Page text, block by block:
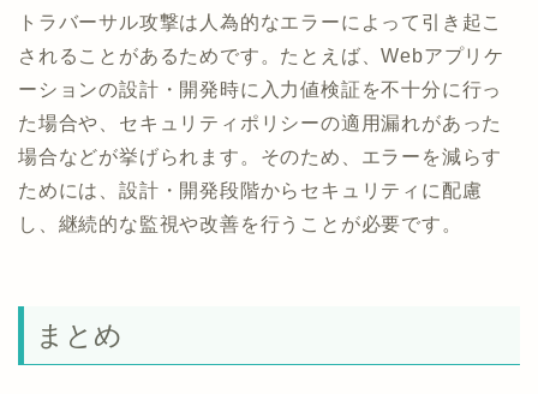
トラバーサル攻撃は人為的なエラーによって引き起こ
されることがあるためです。たとえば、Webアプリケ
ーションの設計・開発時に入力値検証を不十分に行っ
た場合や、セキュリティポリシーの適用漏れがあった
場合などが挙げられます。そのため、エラーを減らす
ためには、設計・開発段階からセキュリティに配慮
し、継続的な監視や改善を行うことが必要です。
まとめ